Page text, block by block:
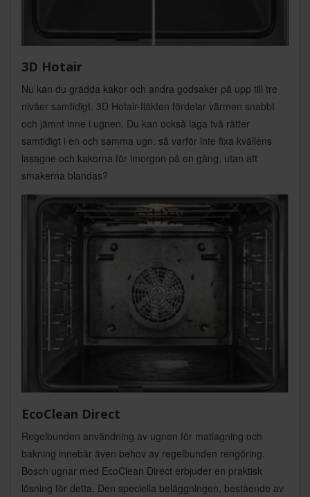
3D Hotair
Nu kan du grädda kakor och andra godsaker på upp till tre
nivåer samtidigt. 3D Hotair-fläkten fördelar värmen snabbt
och jämnt inne i ugnen. Du kan också laga två rätter
samtidigt i en och samma ugn, så varför inte fixa kvällens
lasagne och kakorna för imorgon på en gång, utan att
smakerna blandas?
EcoClean Direct
Regelbunden användning av ugnen för matlagning och
bakning innebär även behov av regelbunden rengöring.
Bosch ugnar med EcoClean Direct erbjuder en praktisk
lösning för detta. Den speciella beläggningen, bestående av